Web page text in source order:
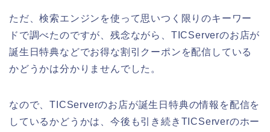
ただ、検索エンジンを使って思いつく限りのキーワー
ドで調べたのですが、残念ながら、TICServerのお店が
誕生日特典などでお得な割引クーポンを配信している
かどうかは分かりませんでした。
なので、TICServerのお店が誕生日特典の情報を配信を
しているかどうかは、今後も引き続きTICServerのホー